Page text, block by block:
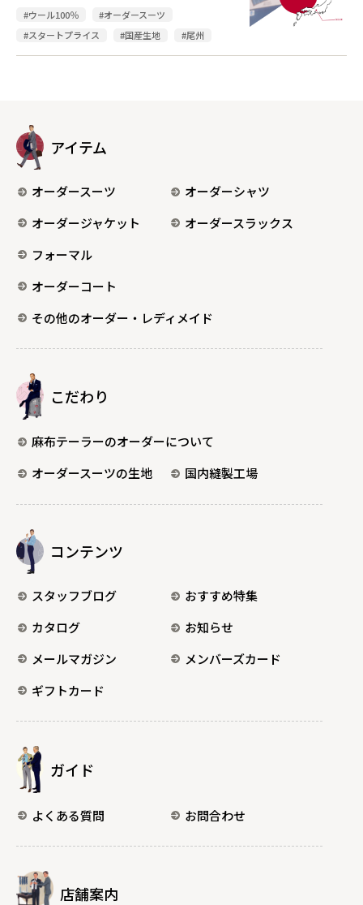
#ウール100％
#オーダースーツ
#スタートプライス
#国産生地 #尾州
アイテム
オーダースーツ
オーダーシャツ
オーダージャケット
オーダースラックス
フォーマル
オーダーコート
その他のオーダー・レディメイド
こだわり
麻布テーラーのオーダーについて
オーダースーツの生地
国内縫製工場
コンテンツ
スタッフブログ
おすすめ特集
カタログ
お知らせ
メールマガジン
メンバーズカード
ギフトカード
ガイド
よくある質問 お問合わせ
店舗案内